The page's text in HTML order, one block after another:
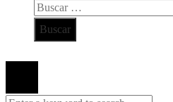
Buscar: